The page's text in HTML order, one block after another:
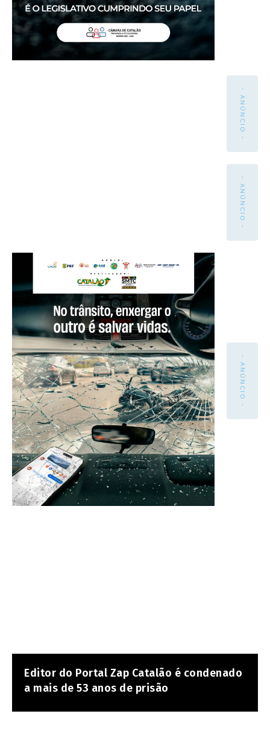
- ANÚNCIO -
- ANÚNCIO -
- ANÚNCIO -
Editor do Portal Zap Catalão é condenado
a mais de 53 anos de prisão